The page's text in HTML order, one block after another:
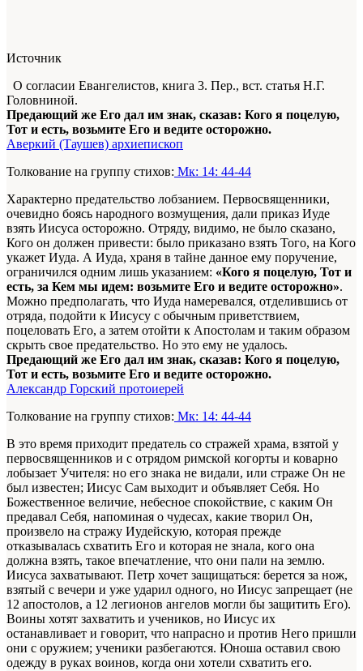
Источник
О согласии Евангелистов, книга 3. Пер., вст. статья Н.Г.
Головниной.
Предающий же Его дал им знак, сказав: Кого я поцелую,
Тот и есть, возьмите Его и ведите осторожно.
Аверкий (Таушев) архиепископ
Толкование на группу стихов: Мк: 14: 44-44
Характерно предательство лобзанием. Первосвященники,
очевидно боясь народного возмущения, дали приказ Иуде
взять Иисуса осторожно. Отряду, видимо, не было сказано,
Кого он должен привести: было приказано взять Того, на Кого
укажет Иуда. А Иуда, храня в тайне данное ему поручение,
ограничился одним лишь указанием: «Кого я поцелую, Тот и
есть, за Кем мы идем: возьмите Его и ведите осторожно».
Можно предполагать, что Иуда намеревался, отделившись от
отряда, подойти к Иисусу с обычным приветствием,
поцеловать Его, а затем отойти к Апостолам и таким образом
скрыть свое предательство. Но это ему не удалось.
Предающий же Его дал им знак, сказав: Кого я поцелую,
Тот и есть, возьмите Его и ведите осторожно.
Александр Горский протоиерей
Толкование на группу стихов: Мк: 14: 44-44
В это время приходит предатель со стражей храма, взятой у
первосвященников и с отрядом римской когорты и коварно
лобызает Учителя: но его знака не видали, или страже Он не
был известен; Иисус Сам выходит и объявляет Себя. Но
Божественное величие, небесное спокойствие, с каким Он
предавал Себя, напоминая о чудесах, какие творил Он,
произвело на стражу Иудейскую, которая прежде
отказывалась схватить Его и которая не знала, кого она
должна взять, такое впечатление, что они пали на землю.
Иисуса захватывают. Петр хочет защищаться: берется за нож,
взятый с вечери и уже ударил одного, но Иисус запрещает (не
12 апостолов, а 12 легионов ангелов могли бы защитить Его).
Воины хотят захватить и учеников, но Иисус их
останавливает и говорит, что напрасно и против Него пришли
они с оружием; ученики разбегаются. Юноша оставил свою
одежду в руках воинов, когда они хотели схватить его.